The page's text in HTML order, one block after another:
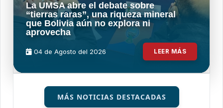
La UMSA abre el debate sobre
“tierras raras”, una riqueza mineral
que Bolivia aún no explora ni
aprovecha
04 de Agosto del 2026 LEER MÁS
MÁS NOTICIAS DESTACADAS